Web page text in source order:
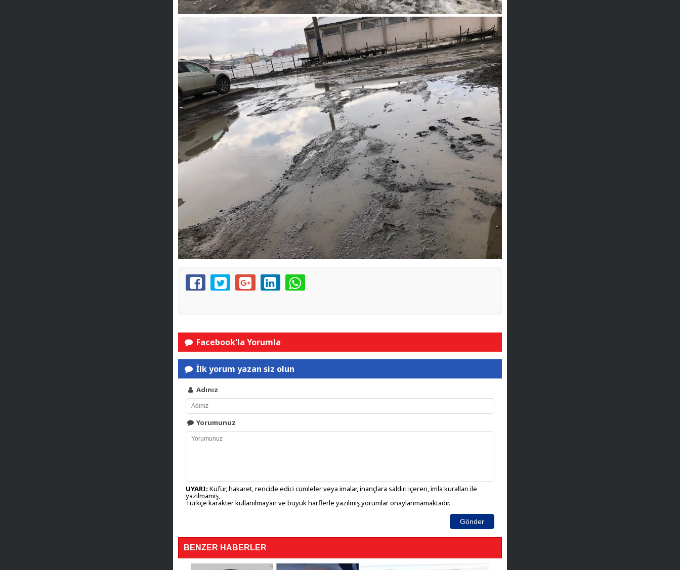
Facebook'la Yorumla
İlk yorum yazan siz olun
Adınız
Yorumunuz
UYARI: Küfür, hakaret, rencide edici cümleler veya imalar, inançlara saldırı içeren, imla kuralları ile
yazılmamış,
Türkçe karakter kullanılmayan ve büyük harflerle yazılmış yorumlar onaylanmamaktadır.
Gönder
BENZER HABERLER